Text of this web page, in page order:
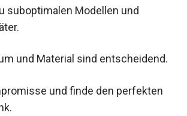
suboptimalen Modellen und
und Material sind entscheidend.
und finde den perfekten